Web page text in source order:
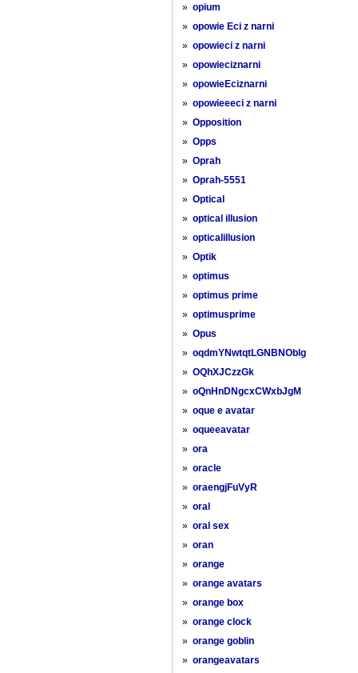
» opium
» opowie Eci z narni
» opowieci z narni
» opowieciznarni
» opowieEciznarni
» opowieeeci z narni
» Opposition
» Opps
» Oprah
» Oprah-5551
» Optical
» optical illusion
» opticalillusion
» Optik
» optimus
» optimus prime
» optimusprime
» Opus
» oqdmYNwtqtLGNBNOblg
» OQhXJCzzGk
» oQnHnDNgcxCWxbJgM
» oque e avatar
» oqueeavatar
» ora
» oracle
» oraengjFuVyR
» oral
» oral sex
» oran
» orange
» orange avatars
» orange box
» orange clock
» orange goblin
» orangeavatars